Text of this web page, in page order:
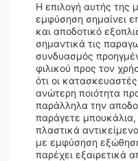
Η επιλογή αυτής της
εμφύσηση σημαίνει
και αποδοτικό
σημαντικά τις
συνδυασμός
φιλικού προς τον
ότι οι
ανώτερη ποιότητα
παράλληλα την
παράγετε μπουκάλια,
πλαστικά
με εμφύσηση
παρέχει εξαιρετικά